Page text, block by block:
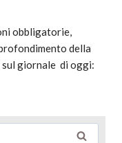
obbligatorie,
della
sul giornale di oggi: